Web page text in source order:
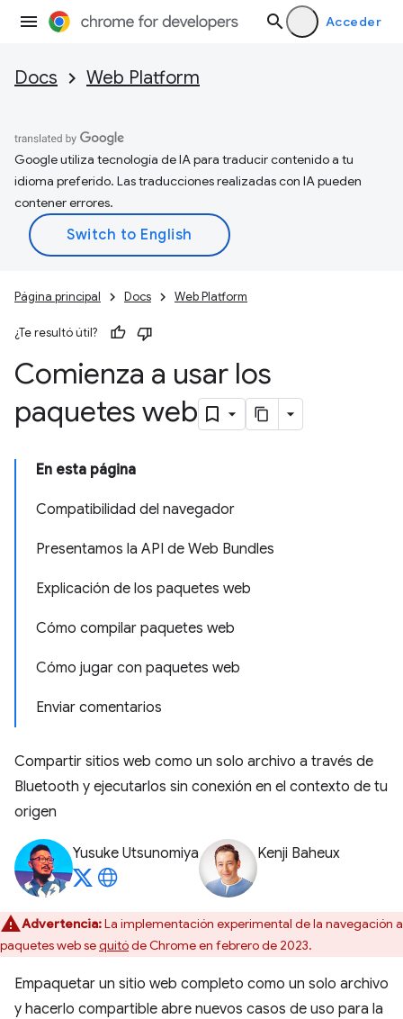
Acceder
Docs Web Platform
Google utiliza tecnología de IA para traducir contenido a tu
idioma preferido. Las traducciones realizadas con IA pueden
contener errores.
Página principal Docs Web Platform
¿Te resultó útil?
Comienza a usar los
paquetes web
En esta página
Compatibilidad del navegador
Presentamos la API de Web Bundles
Explicación de los paquetes web
Cómo compilar paquetes web
Cómo jugar con paquetes web
Enviar comentarios
Compartir sitios web como un solo archivo a través de
Bluetooth y ejecutarlos sin conexión en el contexto de tu
origen
Yusuke Utsunomiya Kenji Baheux
Advertencia:La implementación experimental de la navegación a
paquetes web sequitóde Chrome en febrero de 2023.
Empaquetar un sitio web completo como un solo archivo
y hacerlo compartible abre nuevos casos de uso para la